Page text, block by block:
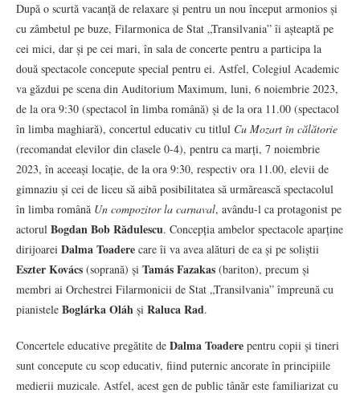
După o scurtă vacanță de relaxare și pentru un nou început armonios și
cu zâmbetul pe buze, Filarmonica de Stat „Transilvania” îi așteaptă pe
cei mici, dar și pe cei mari, în sala de concerte pentru a participa la
două spectacole concepute special pentru ei. Astfel, Colegiul Academic
va găzdui pe scena din Auditorium Maximum, luni, 6 noiembrie 2023,
de la ora 9:30 (spectacol în limba română) și de la ora 11.00 (spectacol
în limba maghiară), concertul educativ cu titlul Cu Mozart în călătorie
(recomandat elevilor din clasele 0-4), pentru ca marți, 7 noiembrie
2023, în aceeași locație, de la ora 9:30, respectiv ora 11.00, elevii de
gimnaziu și cei de liceu să aibă posibilitatea să urmărească spectacolul
în limba română Un compozitor la carnaval, avându-l ca protagonist pe
actorul Bogdan Bob Rădulescu. Concepția ambelor spectacole aparține
dirijoarei Dalma Toadere care îi va avea alături de ea și pe soliștii
Eszter Kovács (soprană) și Tamás Fazakas (bariton), precum și
membri ai Orchestrei Filarmonicii de Stat „Transilvania” împreună cu
pianistele Boglárka Oláh și Raluca Rad.
Concertele educative pregătite de Dalma Toadere pentru copii și tineri
sunt concepute cu scop educativ, fiind puternic ancorate în principiile
medierii muzicale. Astfel, acest gen de public tânăr este familiarizat cu